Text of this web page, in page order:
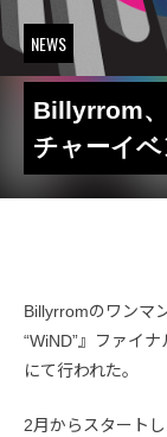
NEWS
Billyrrom
チャーイ
Billyrromのワンマ
“WiND”』ファイ
にて行われた。
2月からスタート